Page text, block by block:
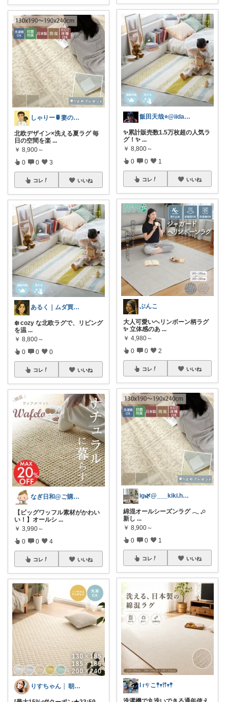
しゃりー🍍妻の笑顔研究所
北欧デザイン×洗える夏ラグ 毎
日の空間を楽 ...
￥ 8,900～
0 0 3
コレ いいね
あるく｜ムダ買い減らす人
❄️ cozy な北欧ラグで、リビング
を温 ...
￥ 8,800～
0 0 0
コレ いいね
なぎ日和@ご購入に心から感謝致します。
【ビッグワッフル素材がかわい
い！】オールシ ...
￥ 3,990～
0 0 4
コレ いいね
りすちゃん │ 朝コレ
飯田天哉⭐️@iida.tennya
✨累計販売数1.5万枚超の人気ラ
グ！✨ ...
￥ 8,800～
0 0 1
コレ いいね
ぶんこ
大人可愛いヘリンボーン柄ラグ
✨ 立体感のあ ...
￥ 4,980～
0 0 2
コレ いいね
ig🌿@___kiki.home___
綿混オールシーズンラグ 𓂃 𓈒𓏸
新し ...
￥ 8,900～
0 0 1
コレ いいね
Ɩ ıㄘこ𖤣𖥧𖥣𖡡𖥧𖤣